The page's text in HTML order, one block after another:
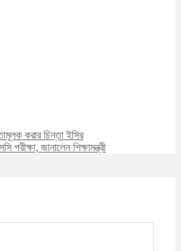
করার চিন্তা ইসির
জানালেন শিক্ষামন্ত্রী